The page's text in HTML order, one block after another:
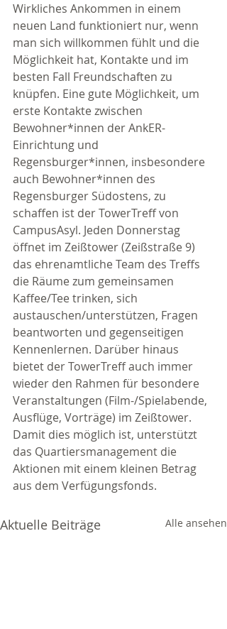
Wirkliches Ankommen in einem
neuen Land funktioniert nur, wenn
man sich willkommen fühlt und die
Möglichkeit hat, Kontakte und im
besten Fall Freundschaften zu
knüpfen. Eine gute Möglichkeit, um
erste Kontakte zwischen
Bewohner*innen der AnkER-
Einrichtung und
Regensburger*innen, insbesondere
auch Bewohner*innen des
Regensburger Südostens, zu
schaffen ist der TowerTreff von
CampusAsyl. Jeden Donnerstag
öffnet im Zeißtower (Zeißstraße 9)
das ehrenamtliche Team des Treffs
die Räume zum gemeinsamen
Kaffee/Tee trinken, sich
austauschen/unterstützen, Fragen
beantworten und gegenseitigen
Kennenlernen. Darüber hinaus
bietet der TowerTreff auch immer
wieder den Rahmen für besondere
Veranstaltungen (Film-/Spielabende,
Ausflüge, Vorträge) im Zeißtower.
Damit dies möglich ist, unterstützt
das Quartiersmanagement die
Aktionen mit einem kleinen Betrag
aus dem Verfügungsfonds.
Aktuelle Beiträge Alle ansehen